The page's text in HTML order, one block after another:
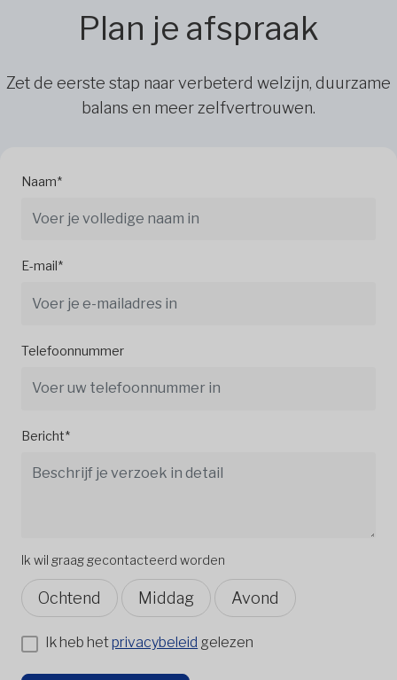
Plan je afspraak
Zet de eerste stap naar verbeterd welzijn, duurzame
balans en meer zelfvertrouwen.
Naam*
E-mail*
Telefoonnummer
Bericht*
Ik wil graag gecontacteerd worden
Ochtend Middag Avond
Ik heb hetprivacybeleid gelezen